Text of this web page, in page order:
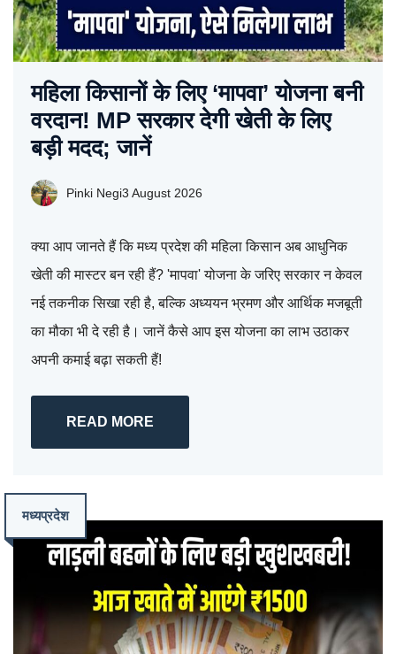
महिला किसानों के लिए ‘मापवा’ योजना बनी
वरदान! MP सरकार देगी खेती के लिए
बड़ी मदद; जानें
Pinki Negi3 August 2026
क्या आप जानते हैं कि मध्य प्रदेश की महिला किसान अब आधुनिक
खेती की मास्टर बन रही हैं? 'मापवा' योजना के जरिए सरकार न केवल
नई तकनीक सिखा रही है, बल्कि अध्ययन भ्रमण और आर्थिक मजबूती
का मौका भी दे रही है। जानें कैसे आप इस योजना का लाभ उठाकर
अपनी कमाई बढ़ा सकती हैं!
READ MORE
मध्यप्रदेश